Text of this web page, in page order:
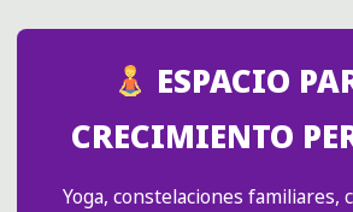
ESPACIO
CRECIMIENTO
Yoga, constelaciones familiares,